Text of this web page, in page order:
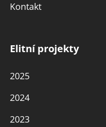
Kontakt
Elitní projekty
2025
2024
2023